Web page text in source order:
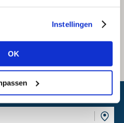
Instellingen
OK